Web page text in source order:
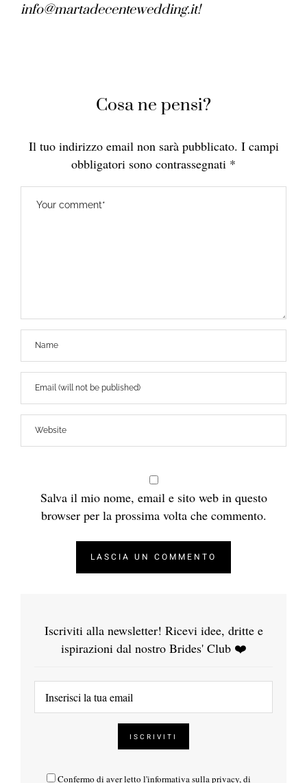
info@martadecentewedding.it!
Cosa ne pensi?
Il tuo indirizzo email non sarà pubblicato. I campi
obbligatori sono contrassegnati *
Salva il mio nome, email e sito web in questo
browser per la prossima volta che commento.
Iscriviti alla newsletter! Ricevi idee, dritte e
ispirazioni dal nostro Brides' Club ❤️
Confermo di aver letto l'informativa sulla privacy, di